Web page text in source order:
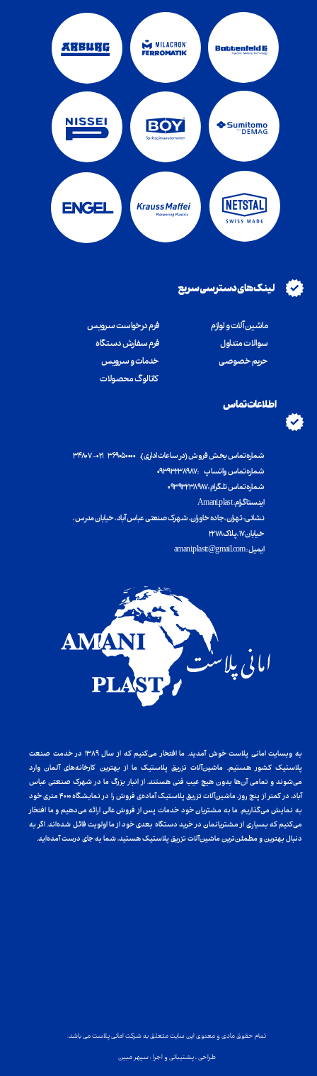
لینک های دسترسی سریع
اطلاعات تماس
ماشین آلات و لوازم
سوالات متداول
​​​​​​​حریم خصوصی
فرم درخواست سرویس
فرم سفارش دستگاه
خدمات و سرویس
کاتالوگ محصولات
شماره تماس بخش فروش (در ساعات اداری): ۳۶۹۰۵۰۰۰۰ ۰۲۱ - ۳۴۸۰۷
شماره تماس واتساپ : ۰۹۳۹۳۲۳۸۹۸۷
شماره تماس تلگرام : ۰۹۳۹۳۲۳۸۹۸۷
اینستاگرام : Amani.plast
​​​​​​​نشانی : تهران ، جاده خاوران ، شهرک صنعتی عباس آباد ، خیابان مدرس ،
خیابان ۱۷ ، پلاک ۲۲۷۸
ایمیل : amani.plastt@gmail.com
به وبسایت امانی پلاست خوش آمدید. ما افتخار می‌کنیم که از سال ۱۳۸۹ در خدمت صنعت
پلاستیک کشور هستیم. ماشین‌آلات تزریق پلاستیک ما از بهترین کارخانه‌های آلمان وارد
می‌شوند و تمامی آن‌ها بدون هیچ عیب فنی هستند. از انبار بزرگ ما در شهرک صنعتی عباس
آباد، در کمتر از پنج روز، ماشین‌آلات تزریق پلاستیک آماده‌ی فروش را در نمایشگاه ۴۰۰۰ متری خود
به نمایش می‌گذاریم. ما به مشتریان خود خدمات پس از فروش عالی ارائه می‌دهیم و ما افتخار
می‌کنیم که بسیاری از مشتریانمان در خرید دستگاه بعدی خود از ما اولویت قائل شده‌اند. اگر به
دنبال بهترین و مطمئن‌ترین ماشین‌آلات تزریق پلاستیک هستید، شما به جای درست آمده‌اید.
تمام حقوق مادی و معنوی این سایت متعلق به شرکت امانی پلاست می باشد.
طراحی ، پشتیبانی و اجرا : سپهر مبین